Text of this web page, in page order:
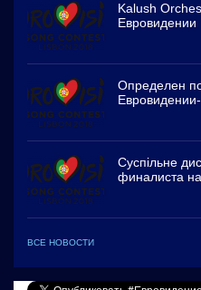
Kalush
Евровидении
Определен
Суспільне
финалиста
ВСЕ НОВОСТИ